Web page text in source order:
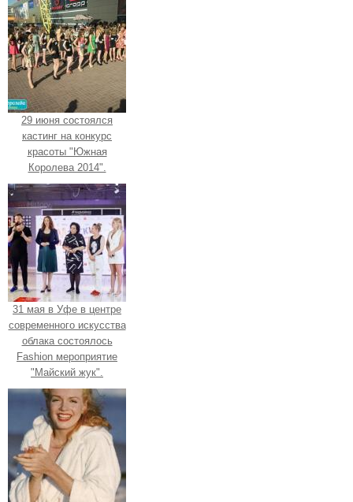
29 июня состоялся
кастинг на конкурс
красоты "Южная
Королева 2014".
31 мая в Уфе в центре
современного искусства
облака состоялось
Fashion мероприятие
"Майский жук".